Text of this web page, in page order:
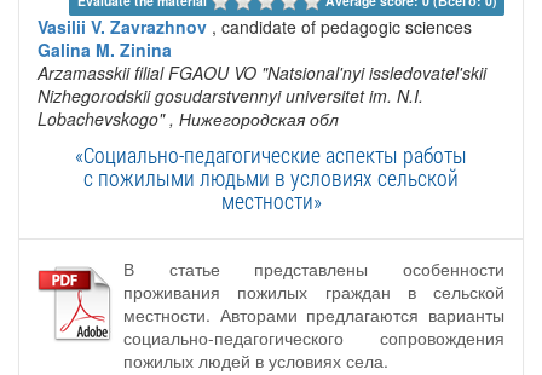
Vasilii V. Zavrazhnov , candidate of pedagogic sciences
Galina M. Zinina
Arzamasskii filial FGAOU VO "Natsional'nyi issledovatel'skii
Nizhegorodskii gosudarstvennyi universitet im. N.I.
Lobachevskogo" , Нижегородская обл
«Социально-педагогические аспекты работы
с пожилыми людьми в условиях сельской
местности»
В статье представлены особенности
проживания пожилых граждан в сельской
местности. Авторами предлагаются варианты
социально-педагогического сопровождения
пожилых людей в условиях села.